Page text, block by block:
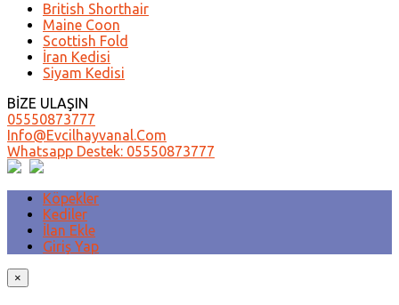
British Shorthair
Maine Coon
Scottish Fold
İran Kedisi
Siyam Kedisi
BİZE ULAŞIN
05550873777
Info@evcilhayvanal.com
Whatsapp Destek: 05550873777
Köpekler
Kediler
İlan Ekle
Giriş Yap
×